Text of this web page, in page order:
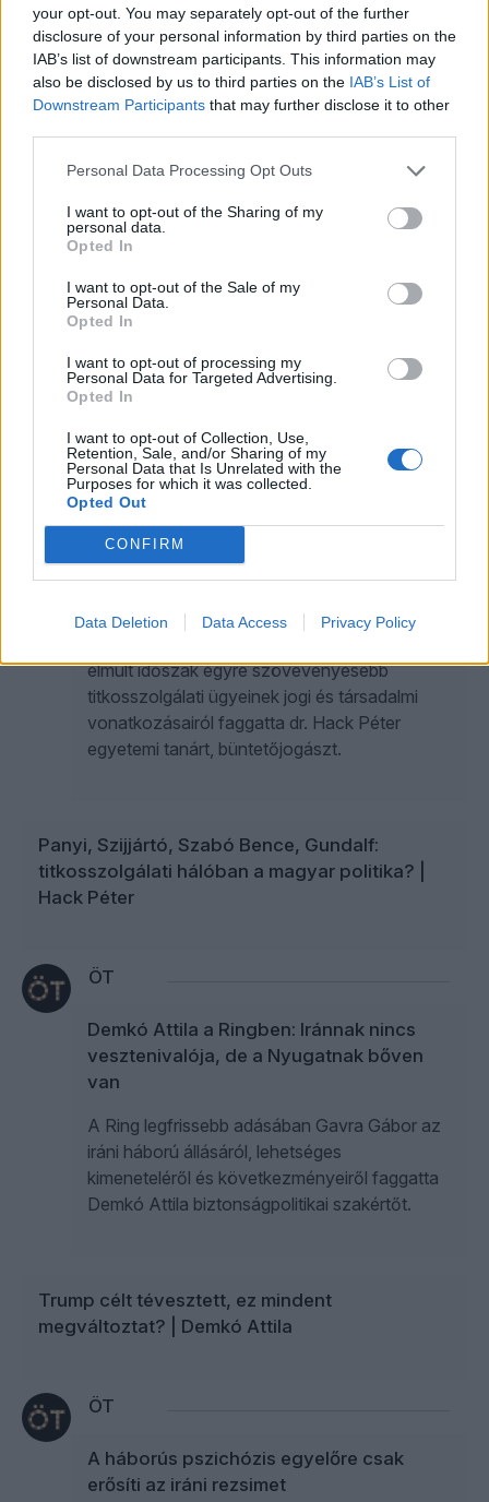
your opt-out. You may separately opt-out of the further
disclosure of your personal information by third parties on the
IAB’s list of downstream participants. This information may
also be disclosed by us to third parties on the IAB’s List of
Downstream Participants that may further disclose it to other
Personal Data Processing Opt Outs
I want to opt-out of the Sharing of my
personal data.
Opted In
I want to opt-out of the Sale of my
Personal Data.
Opted In
I want to opt-out of processing my
Personal Data for Targeted Advertising.
Opted In
I want to opt-out of Collection, Use,
Retention, Sale, and/or Sharing of my
Personal Data that Is Unrelated with the
Purposes for which it was collected.
Opted Out
CONFIRM
Data Deletion Data Access Privacy Policy
ÖT 1
„Újra kell gombolni a kabátot” – fideszes
és ellenzéki polgármester szerint is
kezdeni kell valamit az önkormányzati
polgármesterrel a Szombathelyet vezető
Nemény Andrással és a Kaposvár élén álló
szerepről, a pártpolitikáról, valamint az
önkormányzati rendszer jövőjéről.
kezdeni kell | Szita Károly, Nemény András
ÖT
A Big Brothertől Gundalfig – hogyan lett
elmúlt időszak egyre szövevényesebb
titkosszolgálati ügyeinek jogi és társadalmi
vonatkozásairól faggatta dr. Hack Péter
egyetemi tanárt, büntetőjogászt.
Panyi, Szijjártó, Szabó Bence, Gundalf:
titkosszolgálati hálóban a magyar politika? |
Hack Péter
ÖT
Demkó Attila a Ringben: Iránnak nincs
vesztenivalója, de a Nyugatnak bőven
van
A Ring legfrissebb adásában Gavra Gábor az
iráni háború állásáról, lehetséges
kimeneteléről és következményeiről faggatta
Demkó Attila biztonságpolitikai szakértőt.
Trump célt tévesztett, ez mindent
megváltoztat? | Demkó Attila
ÖT
A háborús pszichózis egyelőre csak
erősíti az iráni rezsimet